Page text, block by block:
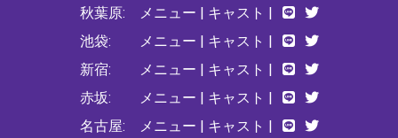
秋葉原:
池袋:
新宿:
赤坂:
名古屋:
メニュー | キャスト |
メニュー | キャスト |
メニュー | キャスト |
メニュー | キャスト |
メニュー | キャスト |